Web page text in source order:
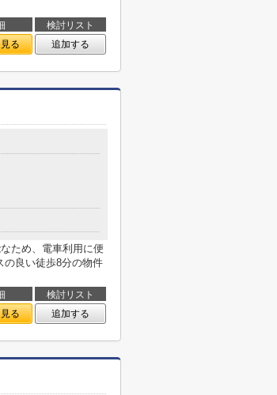
検討リスト
る 追加する
ため、電車利用に便
の良い徒歩8分の物件
検討リスト
る 追加する